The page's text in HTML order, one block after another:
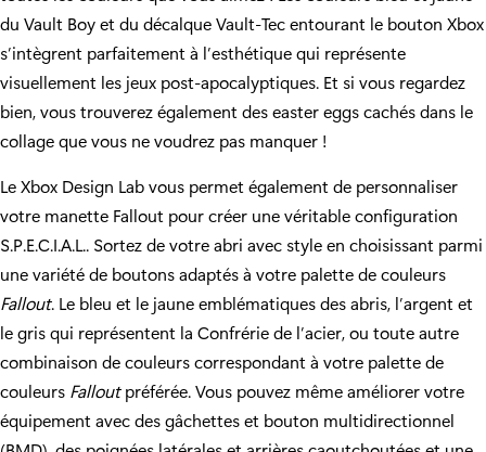
du Vault Boy et du décalque Vault-Tec entourant le bouton Xbox
s’intègrent parfaitement à l’esthétique qui représente
visuellement les jeux post-apocalyptiques. Et si vous regardez
bien, vous trouverez également des easter eggs cachés dans le
collage que vous ne voudrez pas manquer !
Le Xbox Design Lab vous permet également de personnaliser
votre manette Fallout pour créer une véritable configuration
S.P.E.C.I.A.L.. Sortez de votre abri avec style en choisissant parmi
une variété de boutons adaptés à votre palette de couleurs
Fallout. Le bleu et le jaune emblématiques des abris, l’argent et
le gris qui représentent la Confrérie de l’acier, ou toute autre
combinaison de couleurs correspondant à votre palette de
couleurs Falloutpréférée. Vous pouvez même améliorer votre
équipement avec des gâchettes et bouton multidirectionnel